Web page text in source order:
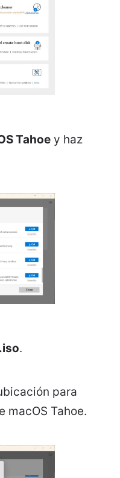
Tahoe y haz
.iso.
para
macOS Tahoe.